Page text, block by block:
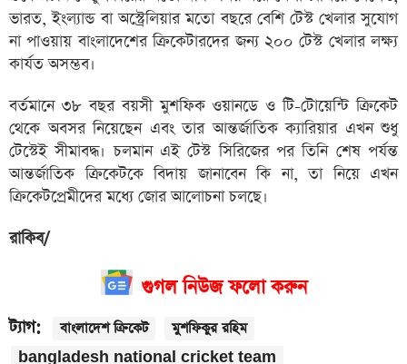
ভারত, ইংল্যান্ড বা অস্ট্রেলিয়ার মতো বছরে বেশি টেস্ট খেলার সুযোগ
না পাওয়ায় বাংলাদেশের ক্রিকেটারদের জন্য ২০০ টেস্ট খেলার লক্ষ্য
কার্যত অসম্ভব।
বর্তমানে ৩৮ বছর বয়সী মুশফিক ওয়ানডে ও টি-টোয়েন্টি ক্রিকেট
থেকে অবসর নিয়েছেন এবং তার আন্তর্জাতিক ক্যারিয়ার এখন শুধু
টেস্টেই সীমাবদ্ধ। চলমান এই টেস্ট সিরিজের পর তিনি শেষ পর্যন্ত
আন্তর্জাতিক ক্রিকেটকে বিদায় জানাবেন কি না, তা নিয়ে এখন
ক্রিকেটপ্রেমীদের মধ্যে জোর আলোচনা চলছে।
রাকিব/
গুগল নিউজ ফলো করুন
ট্যাগ: বাংলাদেশ ক্রিকেট
মুশফিকুর রহিম
bangladesh national cricket team